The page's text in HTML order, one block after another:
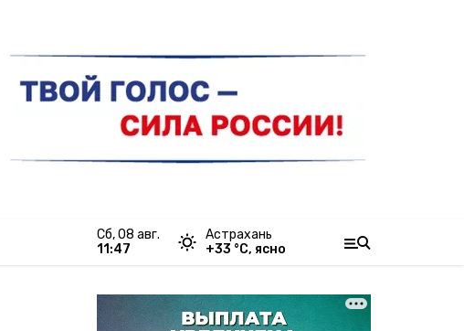
сб, 08 авг.
11:47
Астрахань
+33 °С, ясно